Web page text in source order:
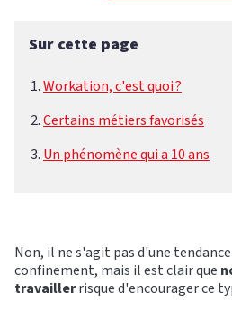
Sur cette page
Workation, c'est quoi ?
Certains métiers favorisés
Un phénomène qui a 10 ans
Non, il ne s'agit pas d'une
confinement, mais il est clair que
travaillerrisque d'encourager ce